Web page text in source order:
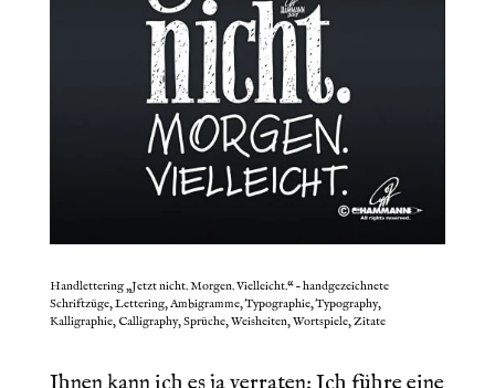
Handlettering „Jetzt nicht. Morgen. Vielleicht.“ – handgezeichnete
Schriftzüge, Lettering, Ambigramme, Typographie, Typography,
Kalligraphie, Calligraphy, Sprüche, Weisheiten, Wortspiele, Zitate